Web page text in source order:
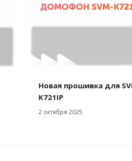
Новая прошивка для
K721IP
2 октября 2025